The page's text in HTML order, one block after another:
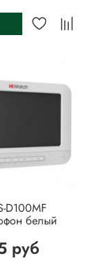
D100MF
белый
руб